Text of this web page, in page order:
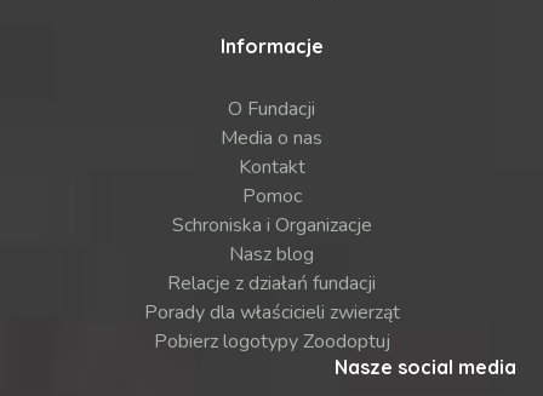
Informacje
O Fundacji
Media o nas
Kontakt
Pomoc
Schroniska i Organizacje
Nasz blog
Relacje z działań fundacji
Porady dla właścicieli zwierząt
Pobierz logotypy Zoodoptuj
Nasze social media